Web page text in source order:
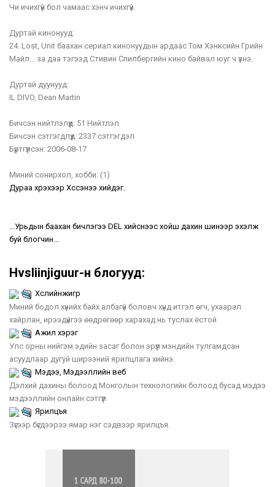
Чи ичихгүй бол чамаас хэнч ичихгүй.
Дуртай кинонууд:
24. Lost, Unit баахан сериал кинонуудын ардаас Том Хэнксийн Грийн
Майл... за даа тэгээд Стивин Спилбергийн кино байвал юуг ч үзнэ.
Дуртай дуунууд:
IL DIVO, Dean Martin
Бичсэн нийтлэлүүд: 51 Нийтлэл
Бичсэн сэтгэгдлүүд: 2337 сэтгэгдэл
Бүртгүүлсэн: 2006-08-17
Миний сонирхол, хобби: (1)
Дураа хүрэхээр Хүссэнээ хийдэг.
...Урьдын баахан бичлэгээ DEL хийснээс хойш дахин шинээр эхэлж
буй блогчин...
Hvsliinjiguur-н блогууд:
Хүслийнжигүүр
Миний бодол хүнийх байх албагүй боловч хүнд итгэл өгч, ухаарал
хайрлан, ирээдүйгээ өөдрөгөөр харахад нь туслах ёстой
Ажил хэрэг
Улс орны нийгэм эдийн засаг болон эрүүл мэндийн тулгамдсан
асуудлаар дугуй ширээний ярилцлага хийнэ.
Мэдээ, Мэдээллийн веб
Дэлхий дахины болоод Монголын технологийн болоод бусад мэдээ
мэдээллийн онлайн сэтгүүл
Ярилцъя
Зүгээр бүгдээрээ ямар нэг сэдвээр ярилцъя.